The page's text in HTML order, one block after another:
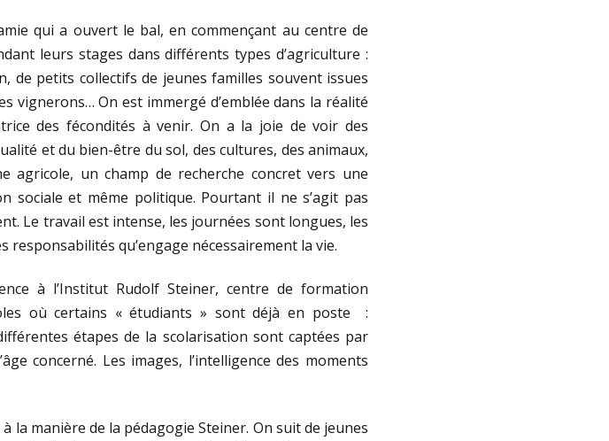
qui a ouvert le bal, en commençant au centre de
leurs stages dans différents types d’agriculture :
de petits collectifs de jeunes familles souvent issues
vignerons… On est immergé d’emblée dans la réalité
des fécondités à venir. On a la joie de voir des
et du bien-être du sol, des cultures, des animaux,
agricole, un champ de recherche concret vers une
sociale et même politique. Pourtant il ne s’agit pas
Le travail est intense, les journées sont longues, les
qu’engage nécessairement la vie.
à l’Institut Rudolf Steiner, centre de formation
où certains « étudiants » sont déjà en poste
:
étapes de la scolarisation sont captées par
concerné. Les images, l’intelligence des moments
la manière de la pédagogie Steiner. On suit de jeunes